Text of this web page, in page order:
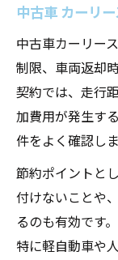
中古車 カーリ
中古車カーリー
制限、車両返却
契約では、走行
加費用が発生す
件をよく確認しま
節約ポイントと
付けないことや
るのも有効です
特に軽自動車や